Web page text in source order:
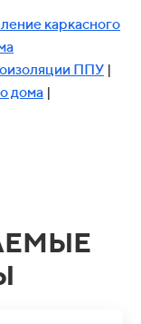
каркасного
ППУ |
дома |